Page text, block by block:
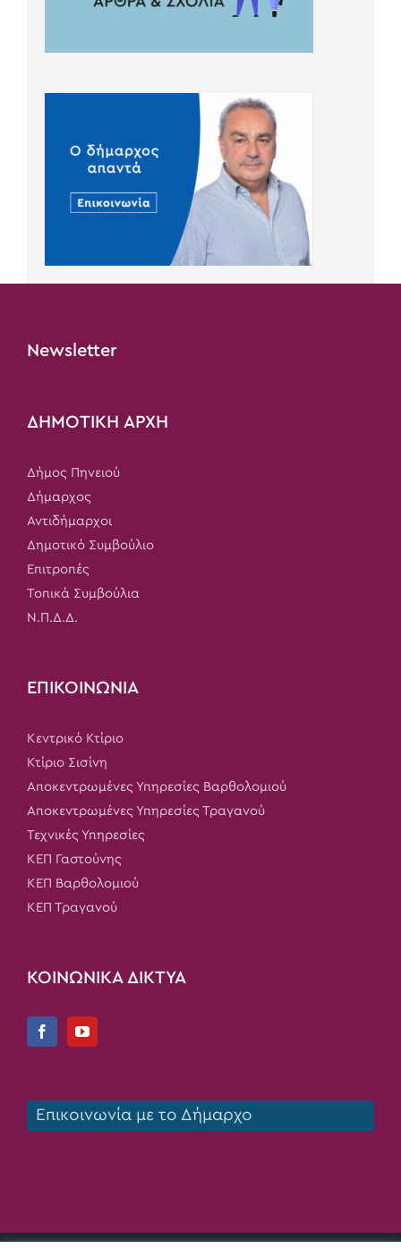
Newsletter
ΔΗΜΟΤΙΚΗ ΑΡΧΗ
Δήμος Πηνειού
Δήμαρχος
Αντιδήμαρχοι
Δημοτικό Συμβούλιο
Επιτροπές
Τοπικά Συμβούλια
Ν.Π.Δ.Δ.
ΕΠΙΚΟΙΝΩΝΙΑ
Κεντρικό Κτίριο
Κτίριο Σισίνη
Αποκεντρωμένες Υπηρεσίες Βαρθολομιού
Αποκεντρωμένες Υπηρεσίες Τραγανού
Τεχνικές Υπηρεσίες
ΚΕΠ Γαστούνης
ΚΕΠ Βαρθολομιού
ΚΕΠ Τραγανού
ΚΟΙΝΩΝΙΚΑ ΔΙΚΤΥΑ
Επικοινωνία με το Δήμαρχο